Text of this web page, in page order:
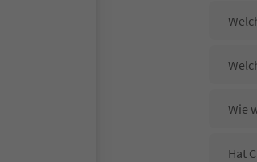
Wie
Hat